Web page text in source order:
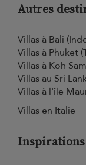
Autres
Villas à Bali
Villas à Phuket
Villas à Koh
Villas au Sri
Villas à l'île
Villas en Italie
Inspirations